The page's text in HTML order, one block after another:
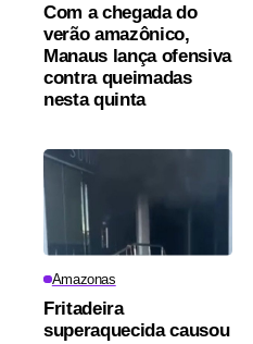
Com a chegada do
verão amazônico,
Manaus lança ofensiva
contra queimadas
nesta quinta
Amazonas
Fritadeira
superaquecida causou